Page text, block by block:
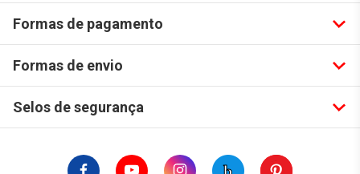
Formas de pagamento
Formas de envio
Selos de segurança